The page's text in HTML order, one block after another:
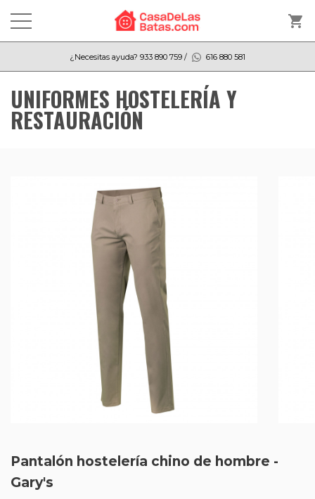
shopping_cart
¿Necesitas ayuda? 933 890 759 / 616 880 581
UNIFORMES HOSTELERÍA Y
RESTAURACIÓN
Pantalón hostelería chino de hombre -
Gary's